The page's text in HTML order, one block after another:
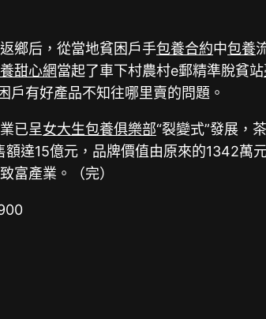
鄉后，從當地貧困戶手包養合約中包養
甜心網當起了車下村農村e郵精準脫貧站
戶有好產品不知往哪里賣的問題。
已呈女大生包養俱樂部“裂變式”發展，
達15億元，品牌價值由原來的1342萬
富產業。（完）